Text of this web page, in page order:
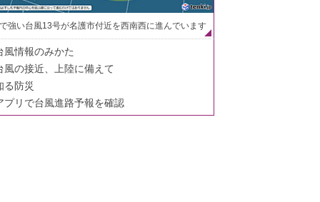
強い台風13号が名護市付近を西南西に進んでいます
風情報のみかた
風の接近、上陸に備えて
る防災
プリで台風進路予報を確認